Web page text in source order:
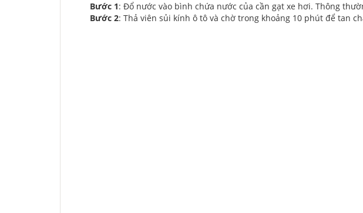
Bước 1: Đổ nước vào bình chứa nước của cần gạt xe hơi. Thông
Bước 2: Thả viên sủi kính ô tô và chờ trong khoảng 10 phút để tan